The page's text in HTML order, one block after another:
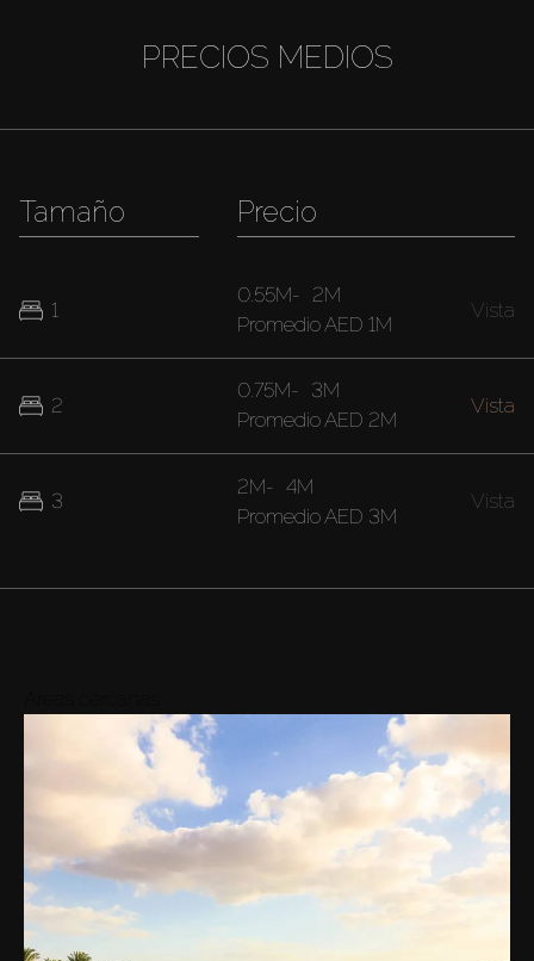
PRECIOS MEDIOS
Tamaño
1
2
3
Precio
0.55M- 2M
PromedioAED 1M
Vista
0.75M- 3M
PromedioAED 2M
Vista
2M- 4M
Promedio AED 3M
Vista